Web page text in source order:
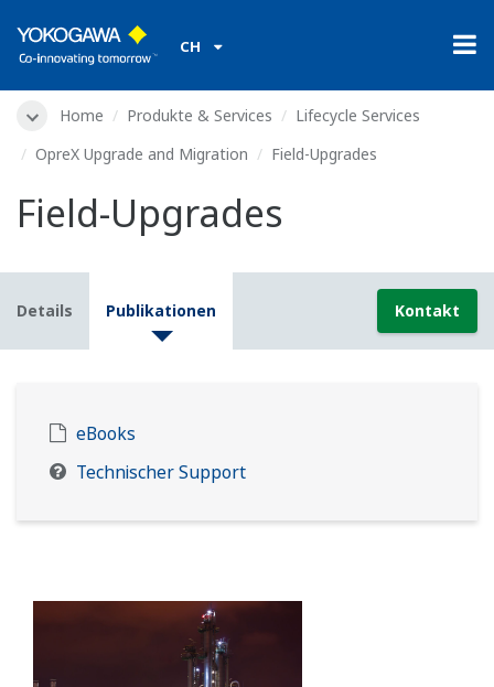
CH
Home Produkte & Services
Lifecycle Services
OpreX Upgrade and Migration
Field-Upgrades
Field-Upgrades
Details Publikationen Kontakt
eBooks
Technischer Support